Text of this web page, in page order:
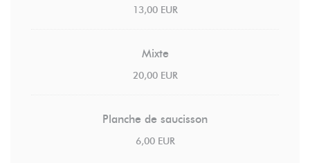
13,00 EUR
Mixte
20,00 EUR
Planche de saucisson
6,00 EUR